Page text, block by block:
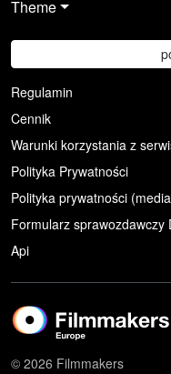
Theme
Regulamin
Cennik
Warunki korzystania z
Polityka Prywatności
Polityka prywatności
Formularz sprawozdawczy
Api
© 2026 Filmmakers